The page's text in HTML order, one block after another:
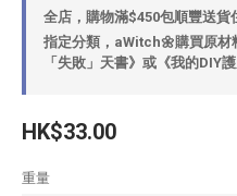
全店，購物滿$450包順豐送
指定分類，aWitch🌼購買原材
「失敗」天書》或《我的DIY
HK$33.00
重量